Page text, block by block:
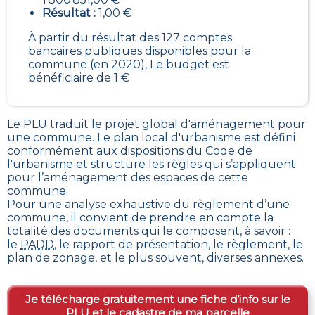
Résultat : 1,00 €
À partir du résultat des 127 comptes
bancaires publiques disponibles pour la
commune (en 2020), Le budget est
bénéficiaire de 1 €
Le PLU traduit le projet global d'aménagement pour
une commune. Le plan local d'urbanisme est défini
conformément aux dispositions du Code de
l'urbanisme et structure les règles qui s’appliquent
pour l’aménagement des espaces de cette
commune.
Pour une analyse exhaustive du règlement d’une
commune, il convient de prendre en compte la
totalité des documents qui le composent, à savoir :
le PADD, le rapport de présentation, le règlement, le
plan de zonage, et le plus souvent, diverses annexes.
Je télécharge gratuitement une fiche d’info sur le